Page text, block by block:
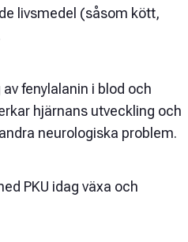
livsmedel (såsom kött,
fenylalanin i blod och
hjärnans utveckling och
neurologiska problem.
PKU idag växa och